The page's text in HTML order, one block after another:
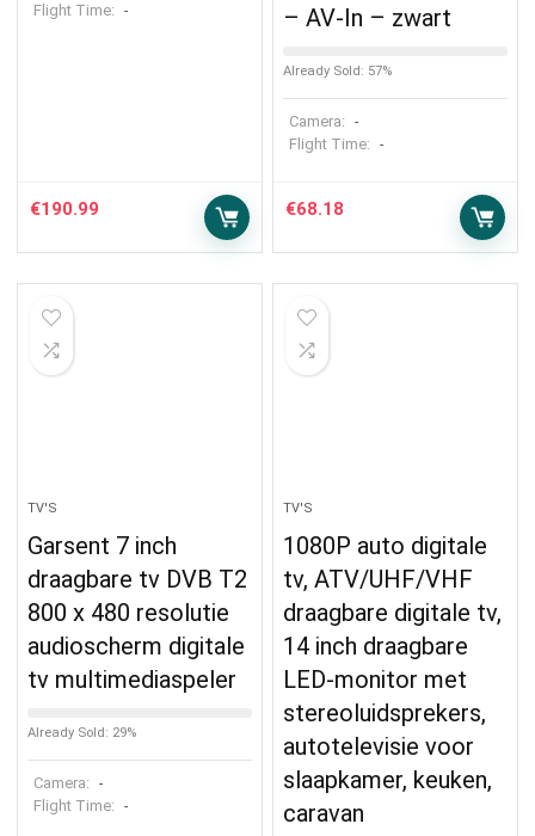
Flight Time: -
€190.99
– AV-In – zwart
Already Sold: 57%
Camera: -
Flight Time: -
€68.18
TV'S
Garsent 7 inch
draagbare tv DVB T2
800 x 480 resolutie
audioscherm digitale
tv multimediaspeler
Already Sold: 29%
Camera: -
Flight Time: -
TV'S
1080P auto digitale
tv, ATV/UHF/VHF
draagbare digitale tv,
14 inch draagbare
LED-monitor met
stereoluidsprekers,
autotelevisie voor
slaapkamer, keuken,
caravan